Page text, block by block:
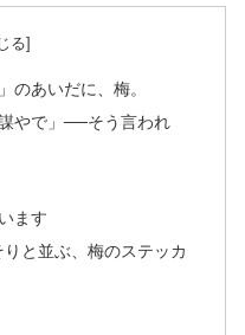
のあいだに、梅。
やで」──そう言われ
ます
と並ぶ、梅のステッカ